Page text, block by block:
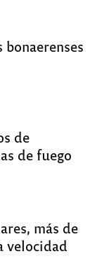
de
de fuego
más de
velocidad